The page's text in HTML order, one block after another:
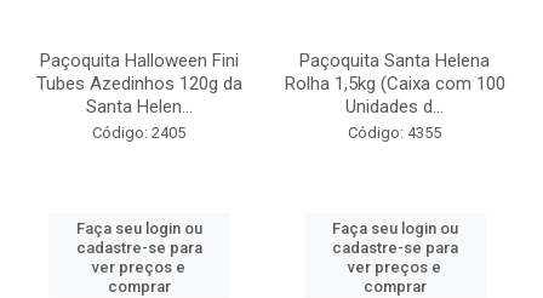
Paçoquita Halloween Fini
Tubes Azedinhos 120g da
Santa Helen...
Código: 2405
Faça seu login ou
cadastre-se para
ver preços e
comprar
Paçoquita Santa Helena
Rolha 1,5kg (Caixa com 100
Unidades d...
Código: 4355
Faça seu login ou
cadastre-se para
ver preços e
comprar